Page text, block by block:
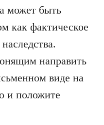
может быть
как фактическое
направить
виде на
и положите